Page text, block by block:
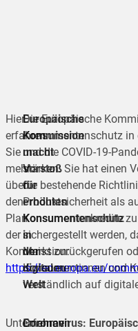
Hier
erfahren
Sie
mehr
über
den
Plan
der
Kommission:
https://ec.europa.eu/
Europäische
Kommission
macht
Vorstoß
für
erhöhten
Konsumentenschutz
in
der
digitalen
Welt
Die Europäische
Konsumentenschutz
und die COVID-19-
stärken: Sie hat einen
die bestehende
Produktsicherheit als
Konsumentenkredite
sichergestellt werden,
Markt zurückgerufen
Konsumentinnen und
verständlich auf
Unternehmen
Erfahren
Coronavirus: